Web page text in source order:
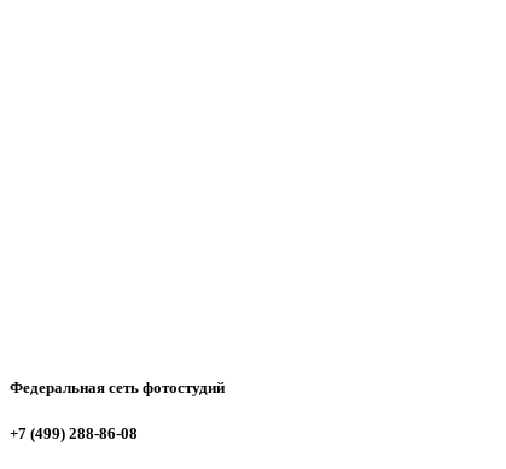
Федеральная сеть фотостудий
+7 (499) 288-86-08